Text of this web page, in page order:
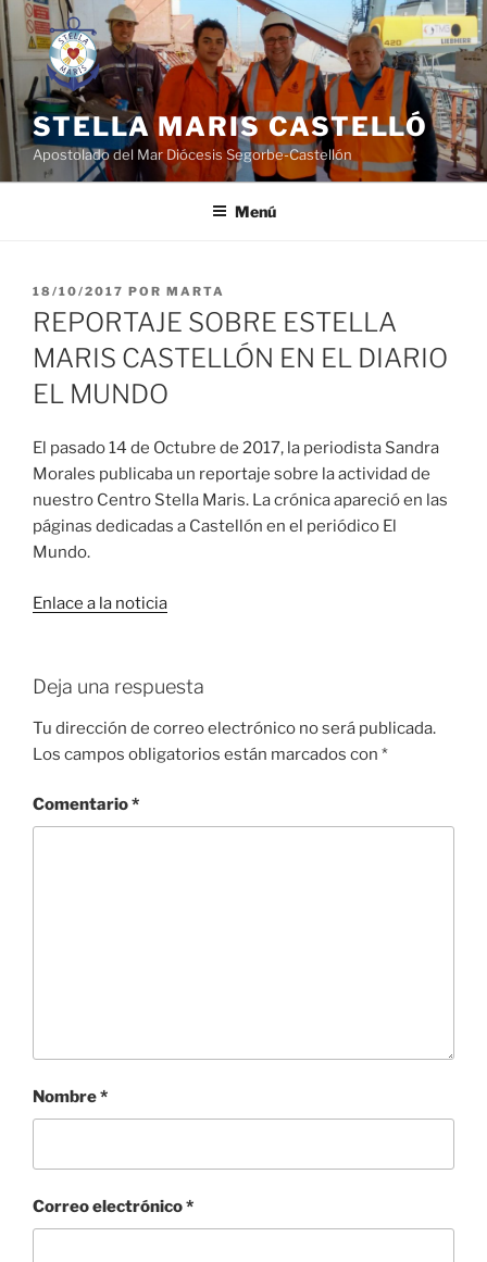
Saltar
al
contenido
STELLA MARIS CASTELLÓ
Apostolado del Mar Diócesis Segorbe-Castellón
Menú
PUBLICADO
EL
18/10/2017 POR MARTA
REPORTAJE SOBRE ESTELLA
MARIS CASTELLÓN EN EL DIARIO
EL MUNDO
El pasado 14 de Octubre de 2017, la periodista Sandra
Morales publicaba un reportaje sobre la actividad de
nuestro Centro Stella Maris. La crónica apareció en las
páginas dedicadas a Castellón en el periódico El
Mundo.
Enlace a la noticia
Deja una respuesta
Tu dirección de correo electrónico no será publicada.
Los campos obligatorios están marcados con *
Comentario*
Nombre*
Correo electrónico*